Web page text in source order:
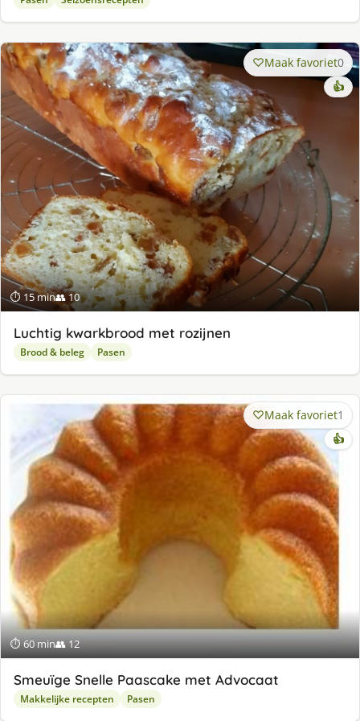
⏱ 15 min👥 10
Maak favoriet0
👍
Luchtig kwarkbrood met rozijnen
Brood & beleg Pasen
⏱ 60 min👥 12
Maak favoriet1
👍
Smeuïge Snelle Paascake met Advocaat
Makkelijke recepten Pasen